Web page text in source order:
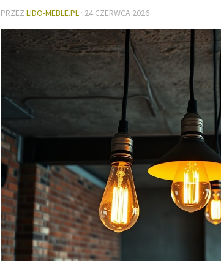
PRZEZ LIDO-MEBLE.PL · 24 CZERWCA 2026